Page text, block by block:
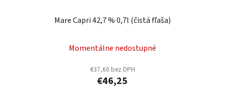
Mare Capri 42,7 % 0,7l (čistá fľaša)
Momentálne nedostupné
€37,60 bez DPH
€46,25